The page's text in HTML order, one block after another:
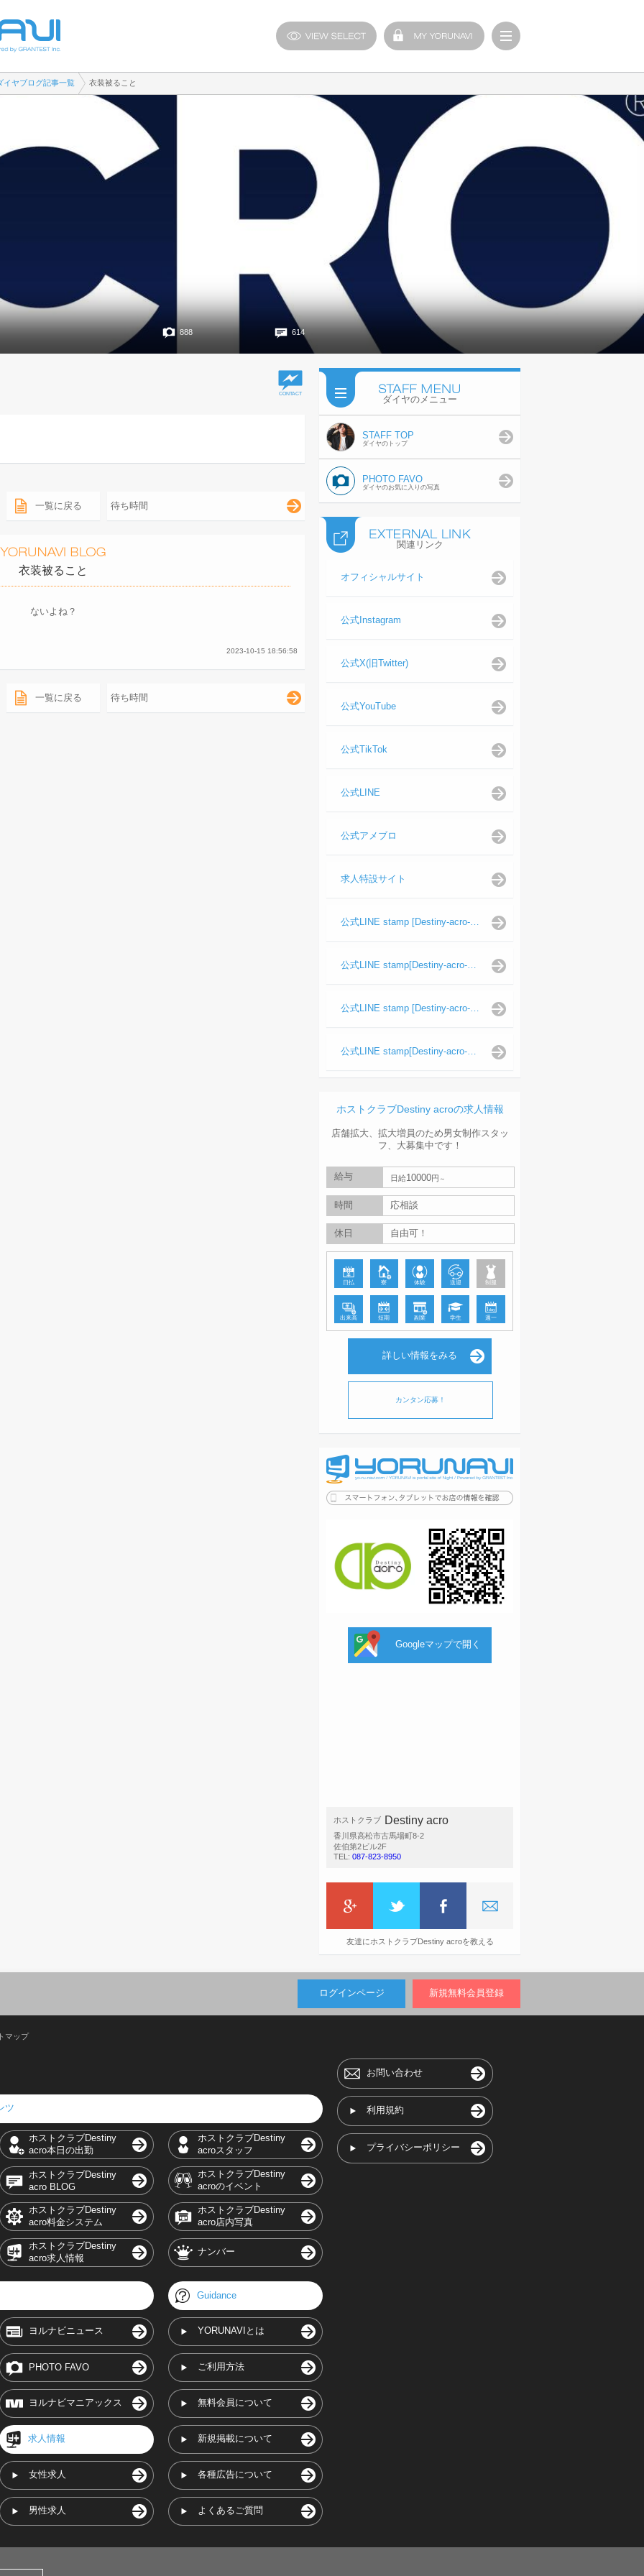
イヤブログ記事一覧 衣装被ること
888 614
一覧に戻る 待ち時間
衣装被ること
ないよね？
2023-10-15 18:56:58
一覧に戻る 待ち時間
ダイヤのメニュー
STAFF TOP
ダイヤのトップ
PHOTO FAVO
ダイヤのお気に入りの写真
関連リンク
オフィシャルサイト
公式Instagram
公式X(旧Twitter)
公式YouTube
公式TikTok
公式LINE
公式アメブロ
求人特設サイト
公式LINE stamp [Destiny-acro-如月龍代表]
公式LINE stamp[Destiny-acro-日向よし代表代行]
公式LINE stamp [Destiny-acro-波旬]
公式LINE stamp[Destiny-acro-天照陽]
ホストクラブDestiny acroの求人情報
店舗拡大、拡大増員のため男女制作スタッ
フ、大募集中です！
給与 日給10000円
時間 応相談
休日 自由可！
日払 寮 体験 送迎 制服
出来高 短期 副業 学生 週一
詳しい情報をみる
カンタン応募！
Googleマップで開く
ホストクラブ Destiny acro
香川県高松市古馬場町8-2
佐伯第2ビル2F
TEL: 087-823-8950
友達にホストクラブDestiny acroを教える
ログインページ 新規無料会員登録
マップ
ツ
ホストクラブDestiny
acro本日の出勤
ホストクラブDestiny
acroスタッフ
ホストクラブDestiny
acro BLOG
ホストクラブDestiny
acroのイベント
ホストクラブDestiny
acro料金システム
ホストクラブDestiny
acro店内写真
ホストクラブDestiny
acro求人情報
ナンバー
ヨルナビニュース
PHOTO FAVO
ヨルナビマニアックス
求人情報
女性求人
男性求人
Guidance
YORUNAVIとは
ご利用方法
無料会員について
新規掲載について
各種広告について
よくあるご質問
お問い合わせ
利用規約
プライバシーポリシー